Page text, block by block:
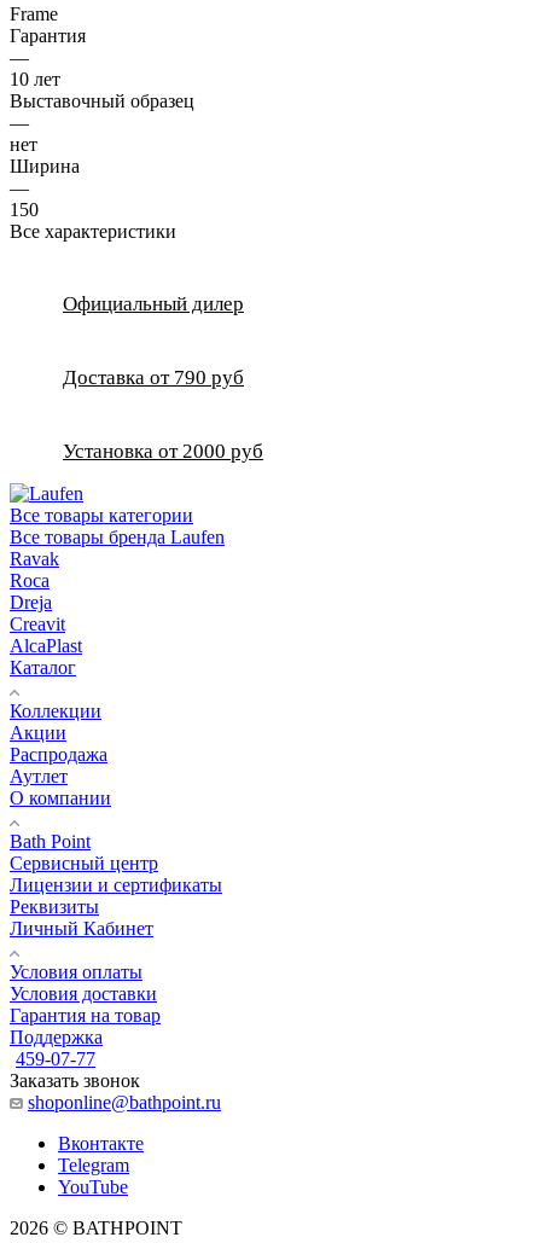
Frame
Гарантия
—
10 лет
Выставочный образец
—
нет
Ширина
—
150
Все характеристики
Официальный дилер
Доставка от 790 руб
Установка от 2000 руб
Все товары категории
Все товары бренда Laufen
Ravak
Roca
Dreja
Creavit
AlcaPlast
Каталог
Коллекции
Акции
Распродажа
Аутлет
О компании
Bath Point
Сервисный центр
Лицензии и сертификаты
Реквизиты
Личный Кабинет
Условия оплаты
Условия доставки
Гарантия на товар
Поддержка
459-07-77
Заказать звонок
shoponline@bathpoint.ru
Вконтакте
Telegram
YouTube
2026 © BATHPOINT